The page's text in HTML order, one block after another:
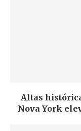
Altas
Nova York